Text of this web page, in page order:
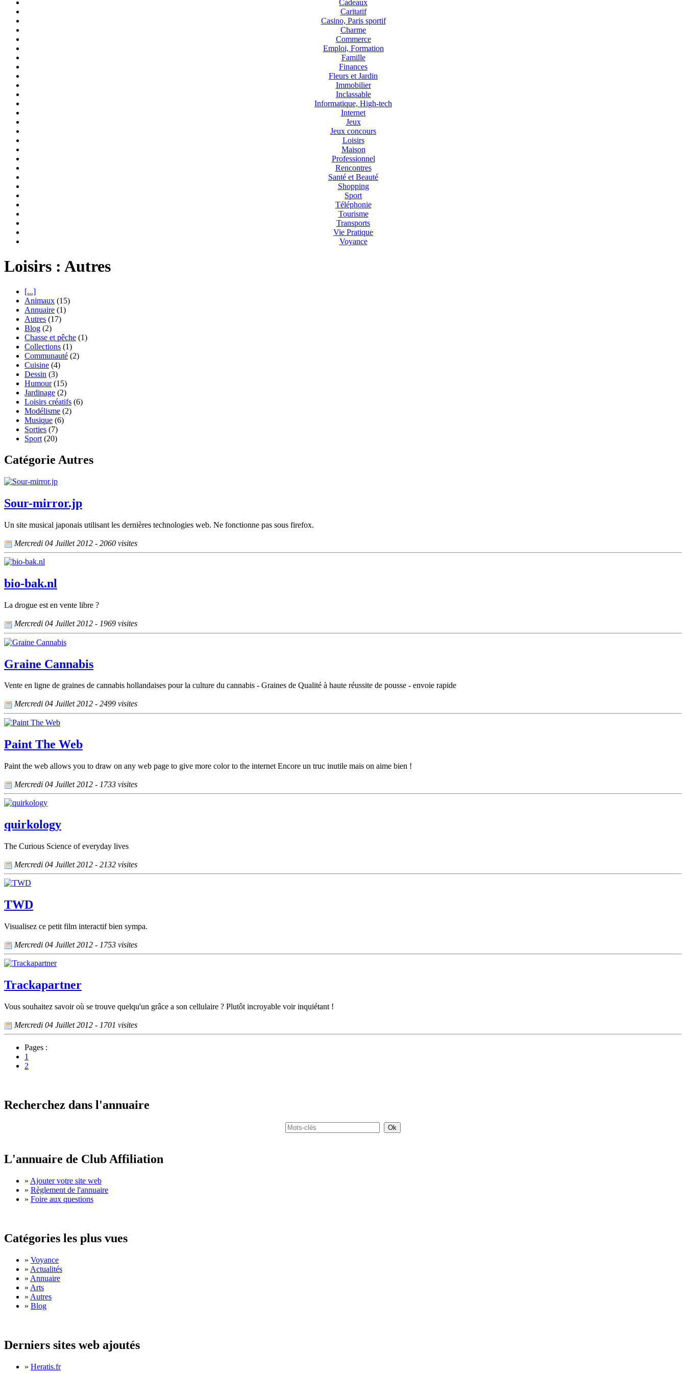
Cadeaux
Caritatif
Casino, Paris sportif
Charme
Commerce
Emploi, Formation
Famille
Finances
Fleurs et Jardin
Immobilier
Inclassable
Informatique, High-tech
Internet
Jeux
Jeux concours
Loisirs
Maison
Professionnel
Rencontres
Santé et Beauté
Shopping
Sport
Téléphonie
Tourisme
Transports
Vie Pratique
Voyance
Loisirs : Autres
[...]
Animaux (15)
Annuaire (1)
Autres (17)
Blog (2)
Chasse et pêche (1)
Collections (1)
Communauté (2)
Cuisine (4)
Dessin (3)
Humour(15)
Jardinage (2)
Loisirs créatifs (6)
Modélisme (2)
Musique (6)
Sorties (7)
Sport (20)
Catégorie Autres
Sour-mirror.jp
Un site musical japonais utilisant les dernières technologies web. Ne fonctionne pas sous firefox.
Mercredi 04 Juillet 2012 - 2060 visites
bio-bak.nl
La drogue est en vente libre ?
Mercredi 04 Juillet 2012 - 1969 visites
Graine Cannabis
Vente en ligne de graines de cannabis hollandaises pour la culture du cannabis - Graines de Qualité à haute réussite de pousse - envoie rapide
Mercredi 04 Juillet 2012 - 2499 visites
Paint The Web
Paint the web allows you to draw on any web page to give more color to the internet Encore un truc inutile mais on aime bien !
Mercredi 04 Juillet 2012 - 1733 visites
quirkology
The Curious Science of everyday lives
Mercredi 04 Juillet 2012 - 2132 visites
TWD
Visualisez ce petit film interactif bien sympa.
Mercredi 04 Juillet 2012 - 1753 visites
Trackapartner
Vous souhaitez savoir où se trouve quelqu'un grâce a son cellulaire ? Plutôt incroyable voir inquiétant !
Mercredi 04 Juillet 2012 - 1701 visites
Pages :
1
2
Recherchez dans l'annuaire
L'annuaire de Club Affiliation
» Ajouter votre site web
» Règlement de l'annuaire
» Foire aux questions
Catégories les plus vues
» Voyance
» Actualités
» Annuaire
» Arts
» Autres
» Blog
Derniers sites web ajoutés
» Heratis.fr